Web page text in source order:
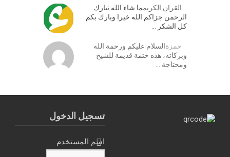
القران الكريمما شاء الله تبارك
الرحمن جزاكم الله خيرا وبارك بكم
كل الشكر …
حمزةالسلام عليكم ورحمة الله
وبركاته، هذه ختمة قديمة للشيخ
ومحتاجة …
تسجيل الدخول
اسم المستخدم